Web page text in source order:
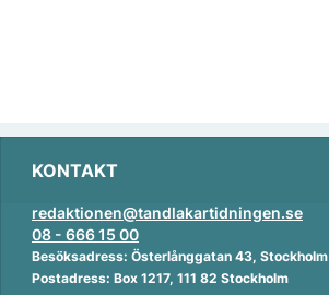
KONTAKT
redaktionen@tandlakartidningen.se
08 - 666 15 00
Besöksadress: Österlånggatan 43, Stockholm
Postadress: Box 1217, 111 82 Stockholm